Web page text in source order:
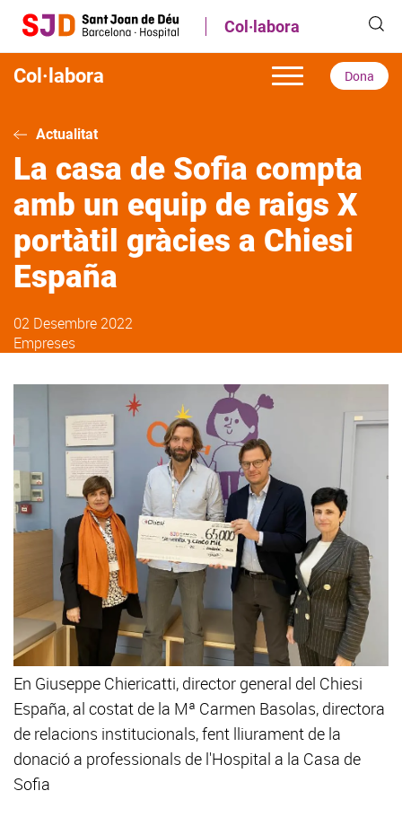
contingut
Col·labora
Col·labora Dona
Actualitat
La casa de Sofia compta
amb un equip de raigs X
portàtil gràcies a Chiesi
España
02 Desembre 2022
Empreses
En Giuseppe Chiericatti, director general del Chiesi
España, al costat de la Mª Carmen Basolas, directora
de relacions institucionals, fent lliurament de la
donació a professionals de l'Hospital a la Casa de
Sofia